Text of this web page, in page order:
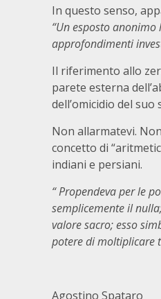
In questo senso,
“Un esposto
approfondimenti
Il riferimento allo
parete esterna
dell’omicidio del suo
Non allarmatevi.
concetto di
indiani e persiani.
“ Propendeva per le
semplicemente il
valore sacro; esso
potere di moltiplicare
Agostino Spataro